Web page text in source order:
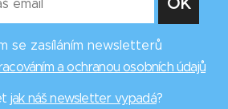
se zasíláním newsletterů
a ochranou osobních údajů
jak náš newsletter vypadá?